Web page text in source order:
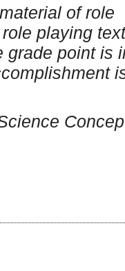
of role
playing
grade point is